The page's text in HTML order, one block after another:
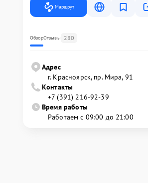
Маршрут
ОбзорОтзывы 280
Адрес
г. Красноярск, ​пр. Мира, 91
Контакты
+7 (391) 216-92-39
Время работы
Работаем с 09:00 до 21:00